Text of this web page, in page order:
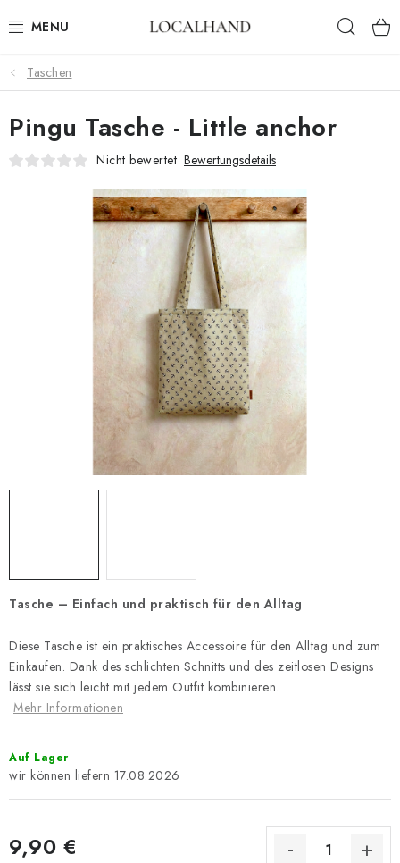
Inhalt
HEIMTEXTILIEN
METERWARE
FRÜHLING/ SOMMER 2026
AUSVERKAUF
MASSANFERTIGUNG SCHNEIDEREI UND POLSTEREI
Zahlungsmöglichkeiten und Versand
Reklamationsordnung
Geschäftsbedingungen
Wie verwenden wir Cookies
Datenschutz-Bestimmungen
Rücktritt vom Vertrag
Taschen
Tasche – Einfach und praktisch für den Alltag
Diese Tasche ist ein praktisches Accessoire für den Alltag und zum
Einkaufen. Dank des schlichten Schnitts und des zeitlosen Designs
lässt sie sich leicht mit jedem Outfit kombinieren.
Mehr Informationen
Auf Lager
17.08.2026
9,90 €
Pingu Tasche - Little anchor
Nicht bewertet Bewertungsdetails